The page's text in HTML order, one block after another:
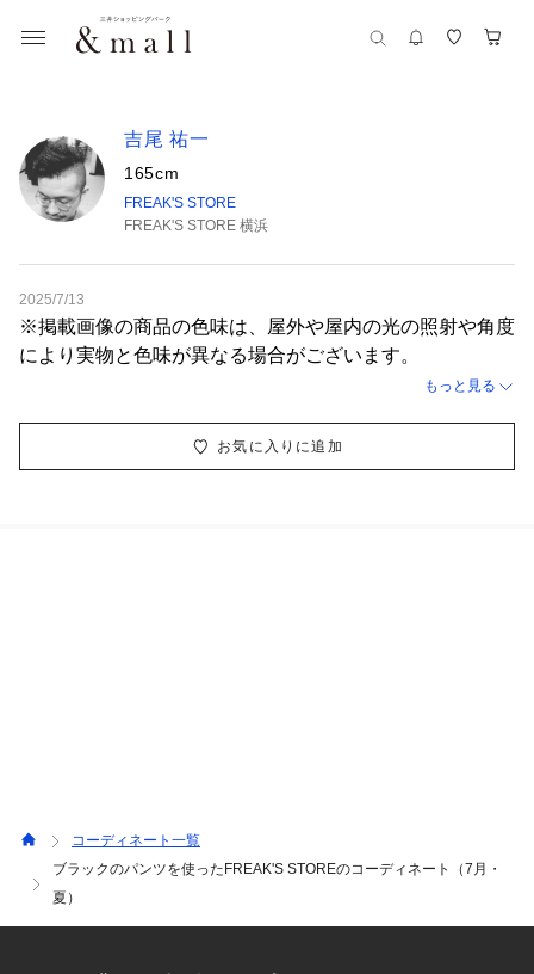
吉尾 祐一
165cm
FREAK'S STORE
FREAK'S STORE 横浜
2025/7/13
※掲載画像の商品の色味は、屋外や屋内の光の照射や角度
により実物と色味が異なる場合がございます。
もっと見る
お気に入りに追加
コーディネート一覧
ブラックのパンツを使ったFREAK'S STOREのコーディネート（7月・
夏）